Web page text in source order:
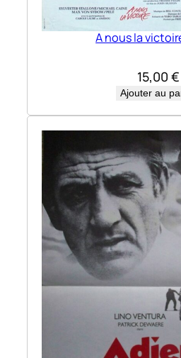
A nous la
15,00 €
Ajouter au